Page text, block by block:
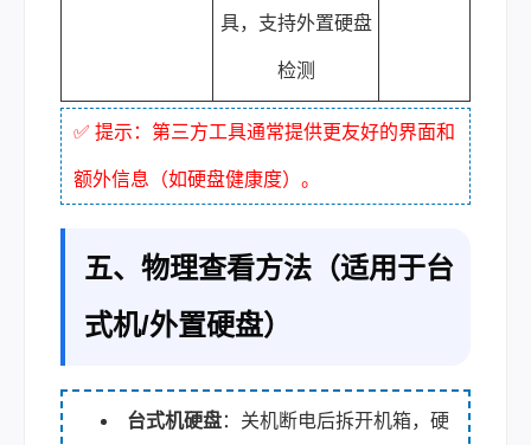
具，支持外置硬盘
检测
✅ 提示：第三方工具通常提供更友好的界面和
额外信息（如硬盘健康度）。
五、物理查看方法（适用于台
式机/外置硬盘）
台式机硬盘：关机断电后拆开机箱，硬